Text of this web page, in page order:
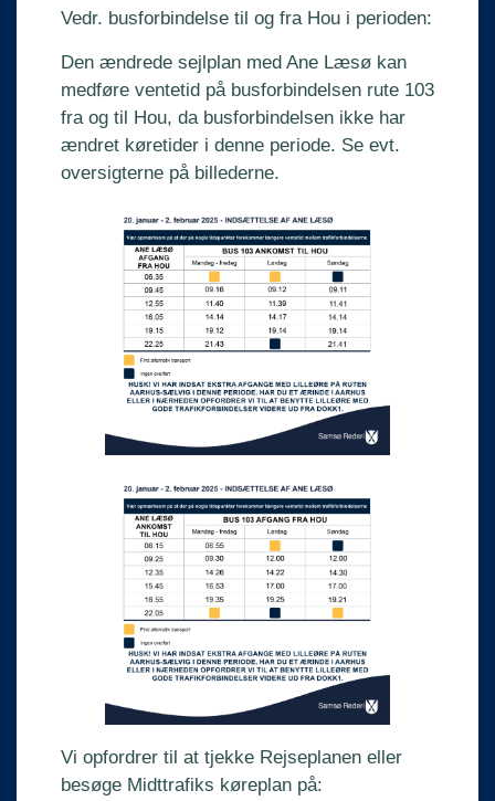
Vedr. busforbindelse til og fra Hou i perioden:
Den ændrede sejlplan med Ane Læsø kan
medføre ventetid på busforbindelsen rute 103
fra og til Hou, da busforbindelsen ikke har
ændret køretider i denne periode. Se evt.
oversigterne på billederne.
Vi opfordrer til at tjekke Rejseplanen eller
besøge Midttrafiks køreplan på: